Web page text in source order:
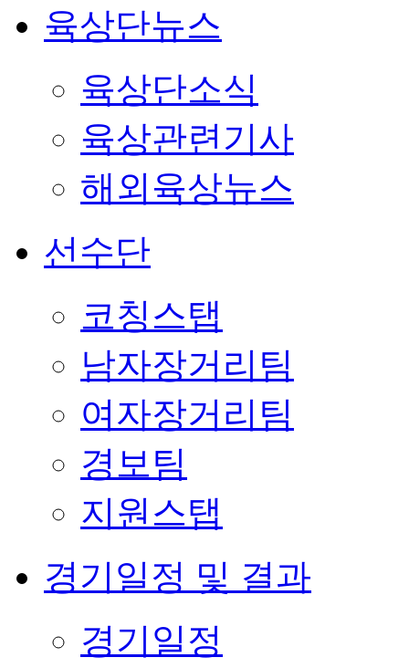
육상단뉴스
육상단소식
육상관련기사
해외육상뉴스
선수단
코칭스탭
남자장거리팀
여자장거리팀
경보팀
지원스탭
경기일정 및 결과
경기일정